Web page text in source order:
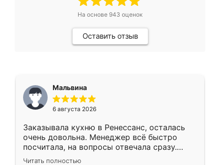
На основе 943 оценок
Оставить отзыв
Мальвина
6 августа 2026
Заказывала кухню в Ренессанс, осталась
очень довольна. Менеджер всё быстро
посчитала, на вопросы отвечала сразу.
Замерщик приехал в субботу, подошёл к
Читать полностью